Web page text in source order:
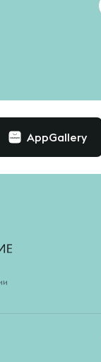
AppGallery